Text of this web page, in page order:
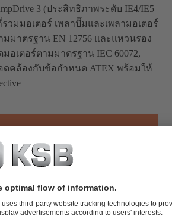
3 (ประสิทธิภาพระดับ IE4/IE5
รวมมอเตอร์ เพลาปั๊มและเพลามอเตอร์
าตรฐาน EN 12756 และแหวนรอง
อเตอร์ตามมาตรฐาน IEC 60072,
ดคล้องกับข้อกำหนด ATEX พร้อมให้